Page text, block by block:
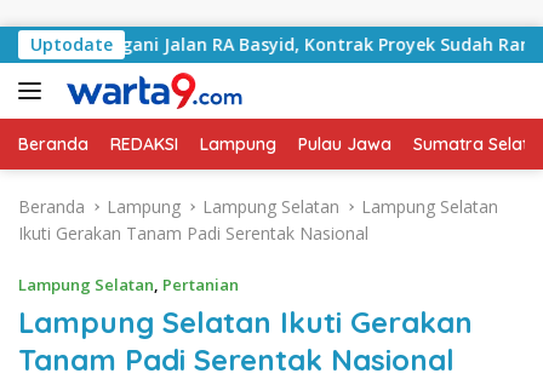
Uptodate
Tangani Jalan RA Basyid, Kontrak Proyek Sudah Rampung
Beranda REDAKSI Lampung Pulau Jawa Sumatra
Beranda Lampung Lampung Selatan
Lampung Selatan
Ikuti Gerakan Tanam Padi Serentak Nasional
Lampung Selatan, Pertanian
Lampung Selatan Ikuti Gerakan
Tanam Padi Serentak Nasional